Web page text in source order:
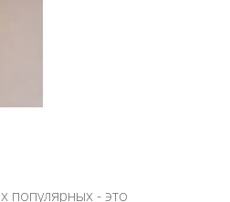
популярных - это